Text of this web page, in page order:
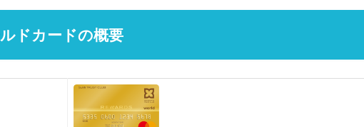
ドカードの概要